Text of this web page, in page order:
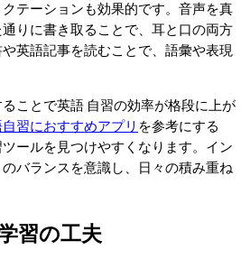
テーションも効果的です。音声を真
りに書き取ることで、耳と口の両方
英語記事を読むことで、語彙や表現
ことで英語 自習の効率が格段に上が
習におすすめアプリ を参考にする
ールを見つけやすくなります。イン
バランスを意識し、日々の積み重ね
習の工夫